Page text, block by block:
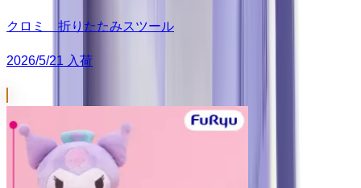
クロミ 折りたたみスツール
2026/5/21 入荷